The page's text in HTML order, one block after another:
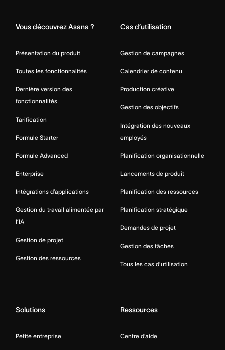
Vous découvrez Asana ?
Présentation du produit
Toutes les fonctionnalités
Dernière version des
fonctionnalités
Tarification
Formule Starter
Formule Advanced
Enterprise
Intégrations d’applications
Gestion du travail alimentée par
l’IA
Gestion de projet
Gestion des ressources
Cas d’utilisation
Gestion de campagnes
Calendrier de contenu
Production créative
Gestion des objectifs
Intégration des nouveaux
employés
Planification organisationnelle
Lancements de produit
Planification des ressources
Planification stratégique
Demandes de projet
Gestion des tâches
Tous les cas d’utilisation
Solutions
Petite entreprise
Ressources
Centre d’aide